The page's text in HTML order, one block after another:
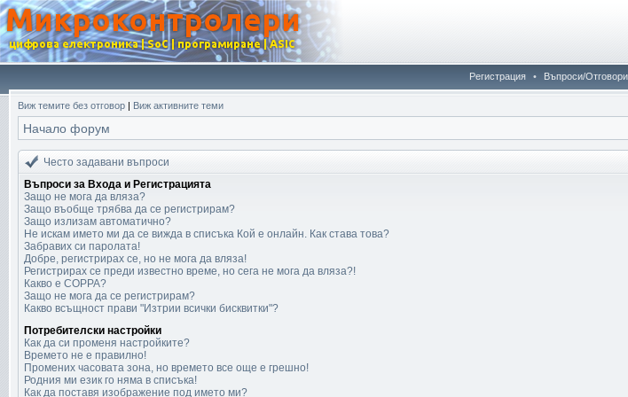
Регистрация • Въпроси/Отговори
Виж темите без отговор | Виж активните теми
Начало форум
Често задавани въпроси
Въпроси за Входа и Регистрацията
Защо не мога да вляза?
Защо въобще трябва да се регистрирам?
Защо излизам автоматично?
Не искам името ми да се вижда в списъка Кой е онлайн. Как става това?
Забравих си паролата!
Добре, регистрирах се, но не мога да вляза!
Регистрирах се преди известно време, но сега не мога да вляза?!
Какво е COPPA?
Защо не мога да се регистрирам?
Какво всъщност прави "Изтрии всички бисквитки"?
Потребителски настройки
Как да си променя настройките?
Времето не е правилно!
Промених часовата зона, но времето все още е грешно!
Родния ми език го няма в списъка!
Как да поставя изображение под името ми?